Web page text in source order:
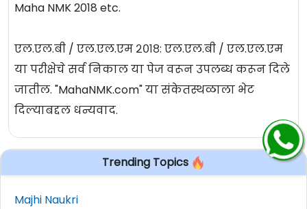
Maha NMK 2018 etc.
एल.एल.बी / एल.एल.एम २०१८: एल.एल.बी / एल.एल.एम
या परीक्षेचे सर्व निकाल या पेज वरून उपलब्ध करून दिले
जातील. "MahaNMK.com" या संकेतस्थळाला भेट
दिल्याबद्दल धन्यवाद.
Trending Topics
Majhi Naukri